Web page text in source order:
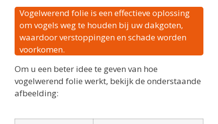
Vogelwerend folie is een effectieve oplossing
om vogels weg te houden bij uw dakgoten,
waardoor verstoppingen en schade worden
voorkomen.
Om u een beter idee te geven van hoe
vogelwerend folie werkt, bekijk de onderstaande
afbeelding: